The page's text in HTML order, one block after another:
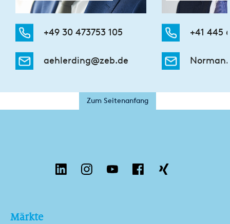
+49 30 473753 105
aehlerding@zeb.de
+41 445
Zum Seitenanfang
Märkte